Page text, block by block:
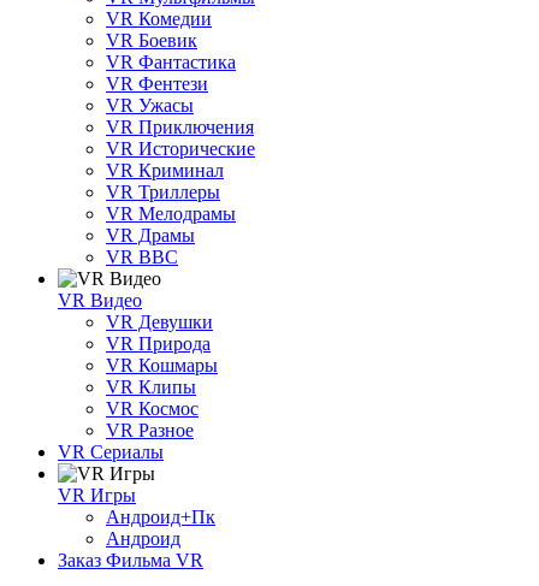
VR Комедии
VR Боевик
VR Фантастика
VR Фентези
VR Ужасы
VR Приключения
VR Исторические
VR Криминал
VR Триллеры
VR Мелодрамы
VR Драмы
VR BBC
VR Видео
VR Девушки
VR Природа
VR Кошмары
VR Клипы
VR Космос
VR Разное
VR Сериалы
VR Игры
Андроид+Пк
Андроид
Заказ Фильма VR